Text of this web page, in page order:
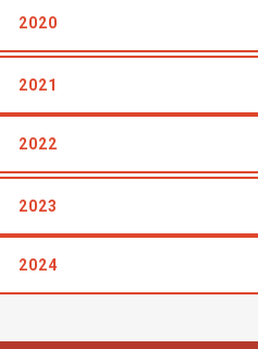
2020
2021
2022
2023
2024